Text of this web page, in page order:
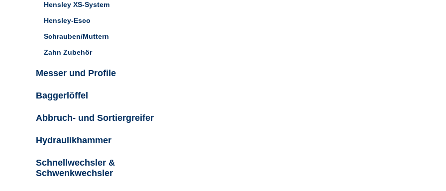
Hensley XS-System
Hensley-Esco
Schrauben/Muttern
Zahn Zubehör
Messer und Profile
Baggerlöffel
Abbruch- und Sortiergreifer
Hydraulikhammer
Schnellwechsler &
Schwenkwechsler